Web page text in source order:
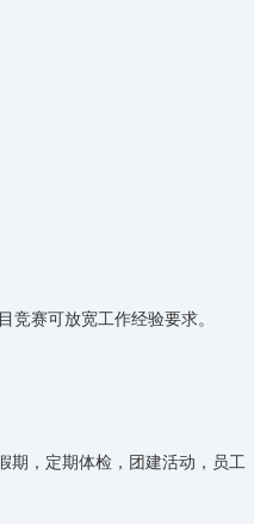
赛可放宽工作经验要求。
期，定期体检，团建活动，员工